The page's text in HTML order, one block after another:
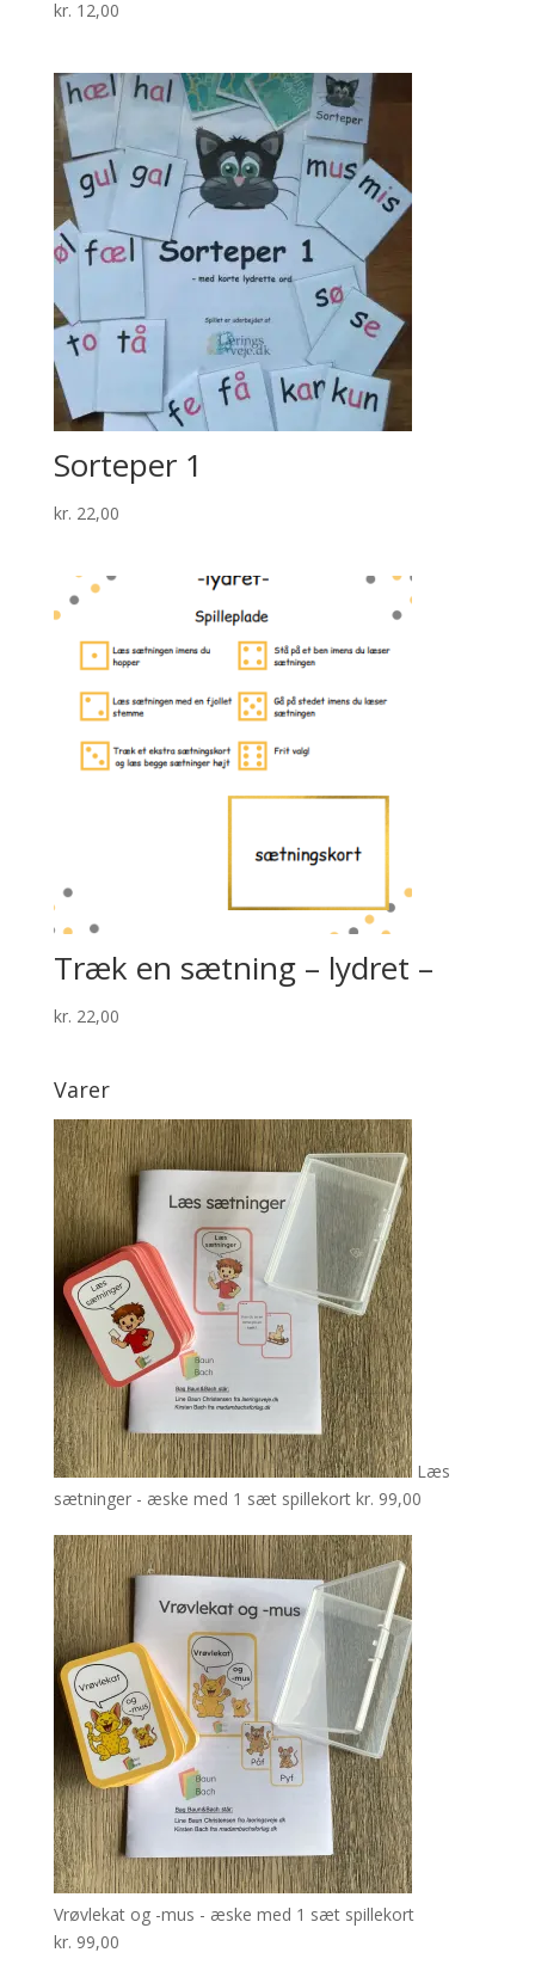
kr. 12,00
Sorteper 1
kr. 22,00
Træk en sætning – lydret –
kr. 22,00
Varer
Læs
sætninger - æske med 1 sæt spillekort kr. 99,00
Vrøvlekat og -mus - æske med 1 sæt spillekort
kr. 99,00